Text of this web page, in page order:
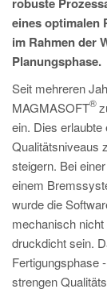
ES
MAGMA Türkei
EN
TR
MAGMA China
EN
ZH
EN
eines optimalen
im Rahmen der
Planungsphase.
Seit mehreren
MAGMASOFT
®
ein. Dies
Qualitätsniveaus
steigern. Bei
einem
wurde die
mechanisch
druckdicht sein.
Fertigungsphase
strengen